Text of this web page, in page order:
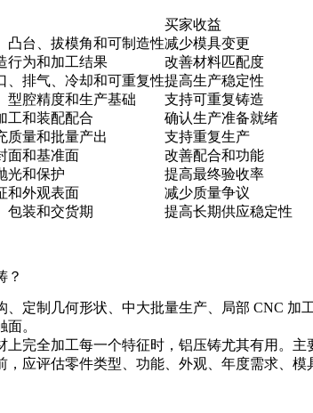
买家收益
凸台、拔模角和可制造性减少模具变更
行为和加工结果
改善材料匹配度
、排气、冷却和可重复性提高生产稳定性
型腔精度和生产基础
支持可重复铸造
工和装配配合
确认生产准备就绪
质量和批量产出
支持重复生产
面和基准面
改善配合和功能
光和保护
提高最终验收率
和外观表面
减少质量争议
包装和交货期 提高长期供应稳定性
？
、定制几何形状、中大批量生产、局部 CNC
。
上完全加工每一个特征时，铝压铸尤其有用。
应评估零件类型、功能、外观、年度需求、模